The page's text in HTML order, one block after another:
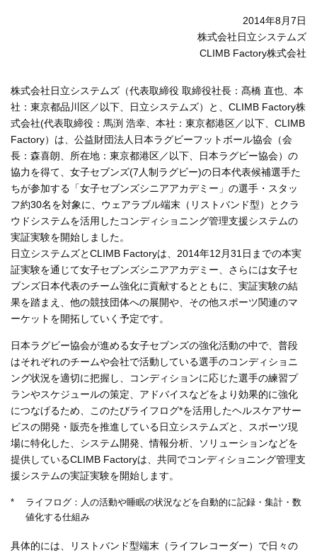
2014年8月7日
株式会社日立システムズ
CLIMB Factory株式会社
株式会社日立システムズ（代表取締役 取締役社長：髙橋 直也、本
社：東京都品川区／以下、日立システムズ）と、CLIMB Factory株
式会社(代表取締役：馬渕 浩幸、本社：東京都港区／以下、CLIMB
Factory）は、公益財団法人日本ラグビーフットボール協会（会
長：森喜朗、所在地：東京都港区／以下、日本ラグビー協会）の
協力を得て、女子セブンズ(7人制ラグビー)の日本代表候補選手た
ちが参加する「女子セブンズシニアアカデミー」の選手・スタッ
フ約30名を対象に、ウェアラブル端末（リストバンド型）とクラ
ウドシステムを活用したコンディショニング管理支援システムの
実証実験を開始しました。
日立システムズとCLIMB Factoryは、2014年12月31日までの本実
証実験を通じて女子セブンズシニアアカデミー、さらには女子セ
ブンズ日本代表のチーム強化に貢献するとともに、実証実験の結
果を踏まえ、他の競技団体への展開や、その他スポーツ関連のマ
ーケットを開拓していく予定です。
日本ラグビー協会が進める女子セブンズの強化活動の中で、普段
はそれぞれのチームや会社で活動している選手のコンディショニ
ング状況を適切に把握し、コンディションに応じた選手の練習プ
ランやスケジュールの策定、アドバイスなどをより効果的に強化
につなげるため、このたびライフログ*を活用したヘルスケアサー
ビスの開発・販売を推進している日立システムズと、スポーツ現
場に特化した、システム開発、情報分析、ソリューションなどを
提供しているCLIMB Factoryは、共同でコンディショニング管理支
援システムの実証実験を開始します。
*
ライフログ：人の活動や睡眠の状況などを自動的に記録・集計・数
値化する仕組み
具体的には、リストバンド型端末（ライフレコーダー）で日々の